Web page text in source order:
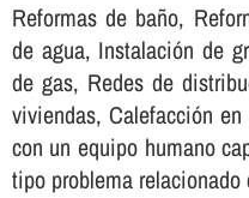
Reformas de baño,
de agua, Instalación de
de gas, Redes de
viviendas, Calefacción
con un equipo humano
tipo problema